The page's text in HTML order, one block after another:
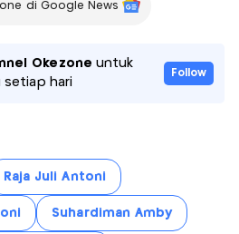
di Google News
Okezone untuk
hari
Follow
Raja Juli Antoni
Suhardiman Amby